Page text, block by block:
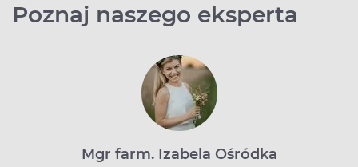
Poznaj naszego eksperta
Mgr farm. Izabela Ośródka